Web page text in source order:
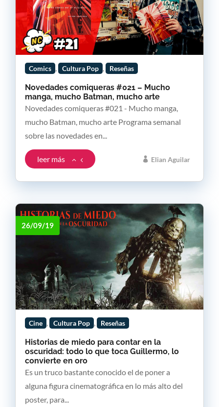
Novedades comiqueras #021 – Mucho
manga, mucho Batman, mucho arte
Elian Aguilar
Comics , Cultura Pop , Reseñas
Novedades comiqueras #021 - Mucho manga,
mucho Batman, mucho arte Programa semanal
sobre las novedades en...
leer más
Historias de miedo para contar en la
oscuridad: todo lo que toca Guillermo, lo
convierte en oro
26/09/19
Cine , Cultura Pop , Reseñas
Es un truco bastante conocido el de poner a
alguna figura cinematográfica en lo más alto del
poster, para...